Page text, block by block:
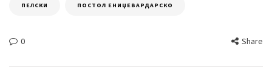
ПЕЛСКИ ПОСТОЛ ЕНИЏЕВАРДАРСКО
0 Share